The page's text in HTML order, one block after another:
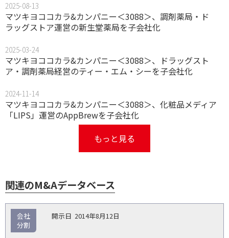
2025-08-13
マツキヨココカラ&カンパニー＜3088＞、調剤薬局・ド
ラッグストア運営の新生堂薬局を子会社化
2025-03-24
マツキヨココカラ&カンパニー＜3088＞、ドラッグスト
ア・調剤薬局経営のティー・エム・シーを子会社化
2024-11-14
マツキヨココカラ&カンパニー＜3088＞、化粧品メディア
「LIPS」運営のAppBrewを子会社化
もっと見る
関連のM&Aデータベース
2014年8月12日
会社
分割